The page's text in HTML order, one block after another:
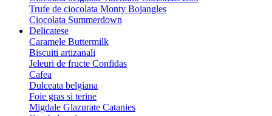
Trufe de ciocolata Monty Bojangles
Ciocolata Summerdown
Delicatese
Caramele Buttermilk
Biscuiti artizanali
Jeleuri de fructe Confidas
Cafea
Dulceata belgiana
Foie gras si terine
Migdale Glazurate Catanies